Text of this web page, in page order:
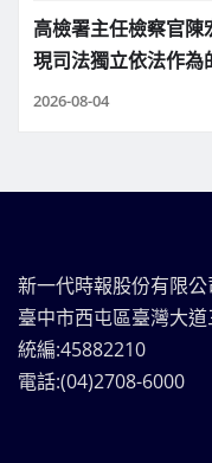
高檢署主任檢察官
現司法獨立依法作為
2026-08-04
新一代時報股份有限公
臺中市西屯區臺灣大
統編:45882210
電話:(04)2708-6000